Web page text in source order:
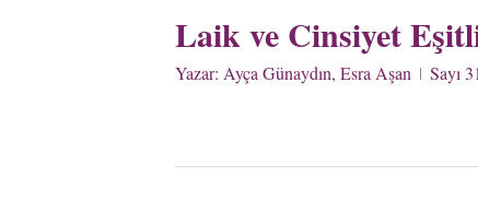
Laik ve Cinsiyet
Yazar: Ayça Günaydın, Esra Aşan Sayı